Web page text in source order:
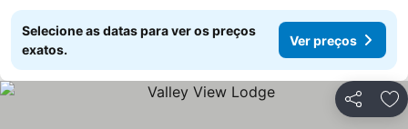
Selecione as datas para ver os preços
exatos.
Ver preços
Partilhar